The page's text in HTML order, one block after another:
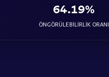
64.19%
ÖNGÖRÜLEBILIRLIK ORANI